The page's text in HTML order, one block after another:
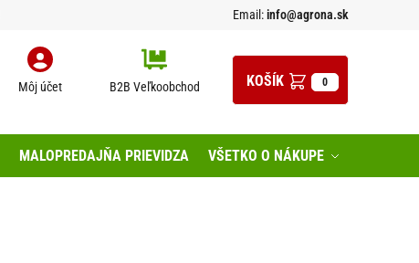
Email:info@agrona.sk
Môj účet B2B Veľkoobchod 0
MALOPREDAJŇA PRIEVIDZA VŠETKO O NÁKUPE